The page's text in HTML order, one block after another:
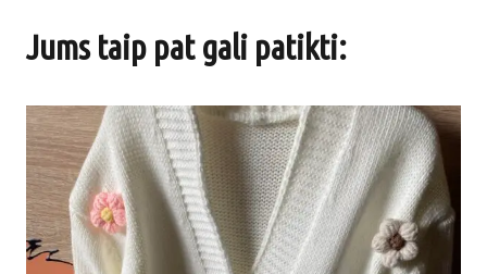
gobtuvu
RAUDONAS
Jums taip pat gali patikti: